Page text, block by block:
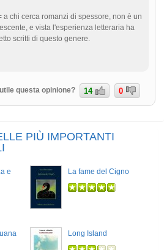
a chi cerca romanzi di spessore, non è un
e vista l'esperienza letteraria ha
scritti di questo genere.
questa opinione? 14 0
PIÙ IMPORTANTI
e
La fame del Cigno
Long Island